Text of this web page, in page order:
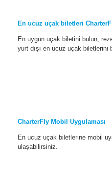
En ucuz uçak biletleri
En uygun uçak biletini bulun,
yurt dışı en ucuz uçak biletlerini
CharterFly Mobil Uygulaması
En ucuz uçak biletlerine mobil
ulaşabilirsiniz.